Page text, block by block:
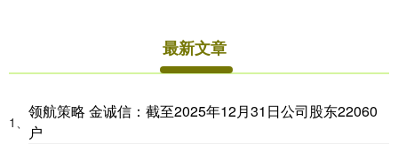
最新文章
1、
领航策略 金诚信：截至2025年12月31日公司股东22060
户